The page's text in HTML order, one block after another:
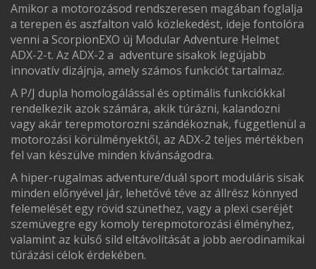
Amikor a motorozásod rendszeresen magában foglalja
a terepen és aszfalton való közlekedést, ideje fontolóra
venni a ScorpionEXO új Modular Adventure Helmet
ADX-2-t. Az ADX-2 a adventure sisakok legújabb
innovatív dizájnja, amely számos funkciót tartalmaz.
A P/J dupla homologálással és optimális funkciókkal
rendelkezik azok számára, akik túrázni, kalandozni
vagy akár terepmotorozni szándékoznak, függetlenül a
motorozási körülményektől, az ADX-2 teljes mértékben
fel van készülve minden kívánságodra.
A hiper-rugalmas adventure/duál sport moduláris sisak
minden előnyével jár, lehetővé téve az állrész könnyed
felemelését egy rövid szünethez, vagy a plexi cseréjét
szemüvegre egy komoly terepmotorozási élményhez,
valamint az külső sild eltávolítását a jobb aerodinamikai
túrázási célok érdekében.